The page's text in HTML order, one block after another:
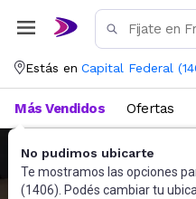
Estás en Capital Federal (
No pudimos ubicarte
Te mostramos las opciones
(1406). Podés cambiar tu
Más Vendidos Ofertas